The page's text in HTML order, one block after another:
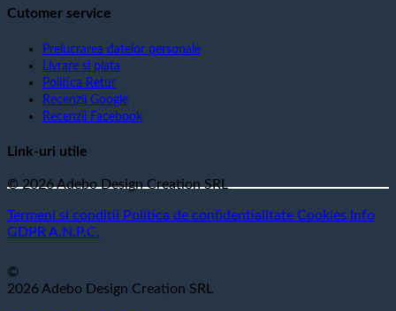
Cutomer service
Prelucrarea datelor personale
Livrare si plata
Politica Retur
Recenzii Google
Recenzii Facebook
Link-uri utile
© 2026 Adebo Design Creation SRL
Termeni si conditii Politica de confidentialitate Cookies Info
GDPR A.N.P.C.
©
2026 Adebo Design Creation SRL